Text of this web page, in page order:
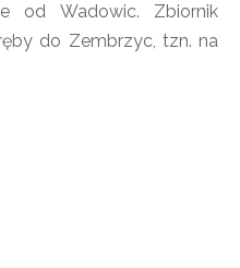
od Wadowic. Zbiornik
do Zembrzyc, tzn. na